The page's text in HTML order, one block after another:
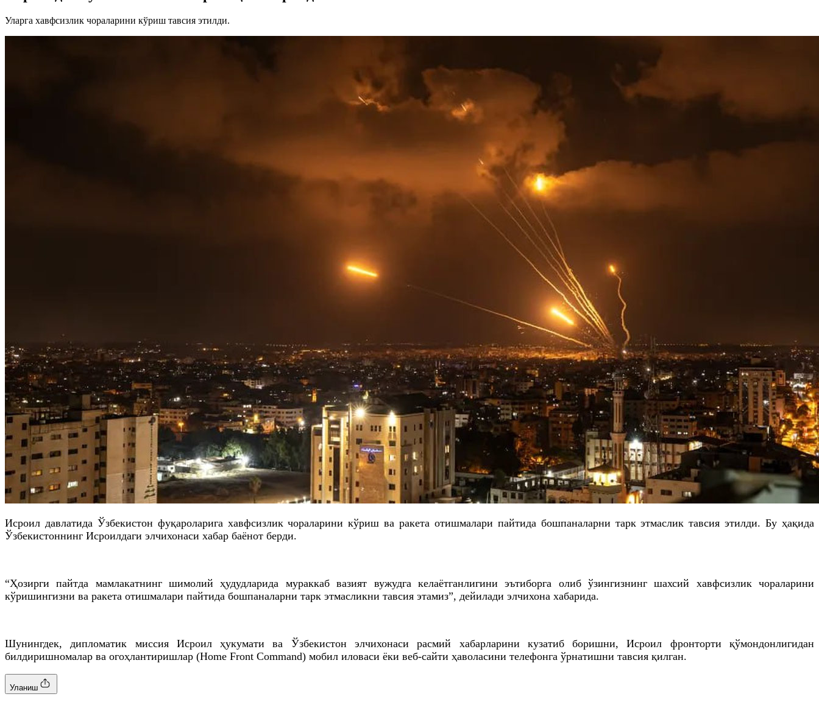
Уларга хавфсизлик чораларини кўриш тавсия этилди.
Исроил давлатида Ўзбекистон фуқароларига хавфсизлик чораларини кўриш ва ракета отишмалари пайтида бошпаналарни тарк этмаслик тавсия этилди. Бу ҳақида
Ўзбекистоннинг Исроилдаги элчихонаси хабар баёнот берди.
“Ҳозирги пайтда мамлакатнинг шимолий ҳудудларида мураккаб вазият вужудга келаётганлигини эътиборга олиб ўзингизнинг шахсий хавфсизлик чораларини
кўришингизни ва ракета отишмалари пайтида бошпаналарни тарк этмасликни тавсия этамиз”, дейилади элчихона хабарида.
Шунингдек, дипломатик миссия Исроил ҳукумати ва Ўзбекистон элчихонаси расмий хабарларини кузатиб боришни, Исроил фронторти қўмондонлигидан
билдиришномалар ва огоҳлантиришлар (Home Front Command) мобил иловаси ёки веб-сайти ҳаволасини телефонга ўрнатишни тавсия қилган.
Уланиш